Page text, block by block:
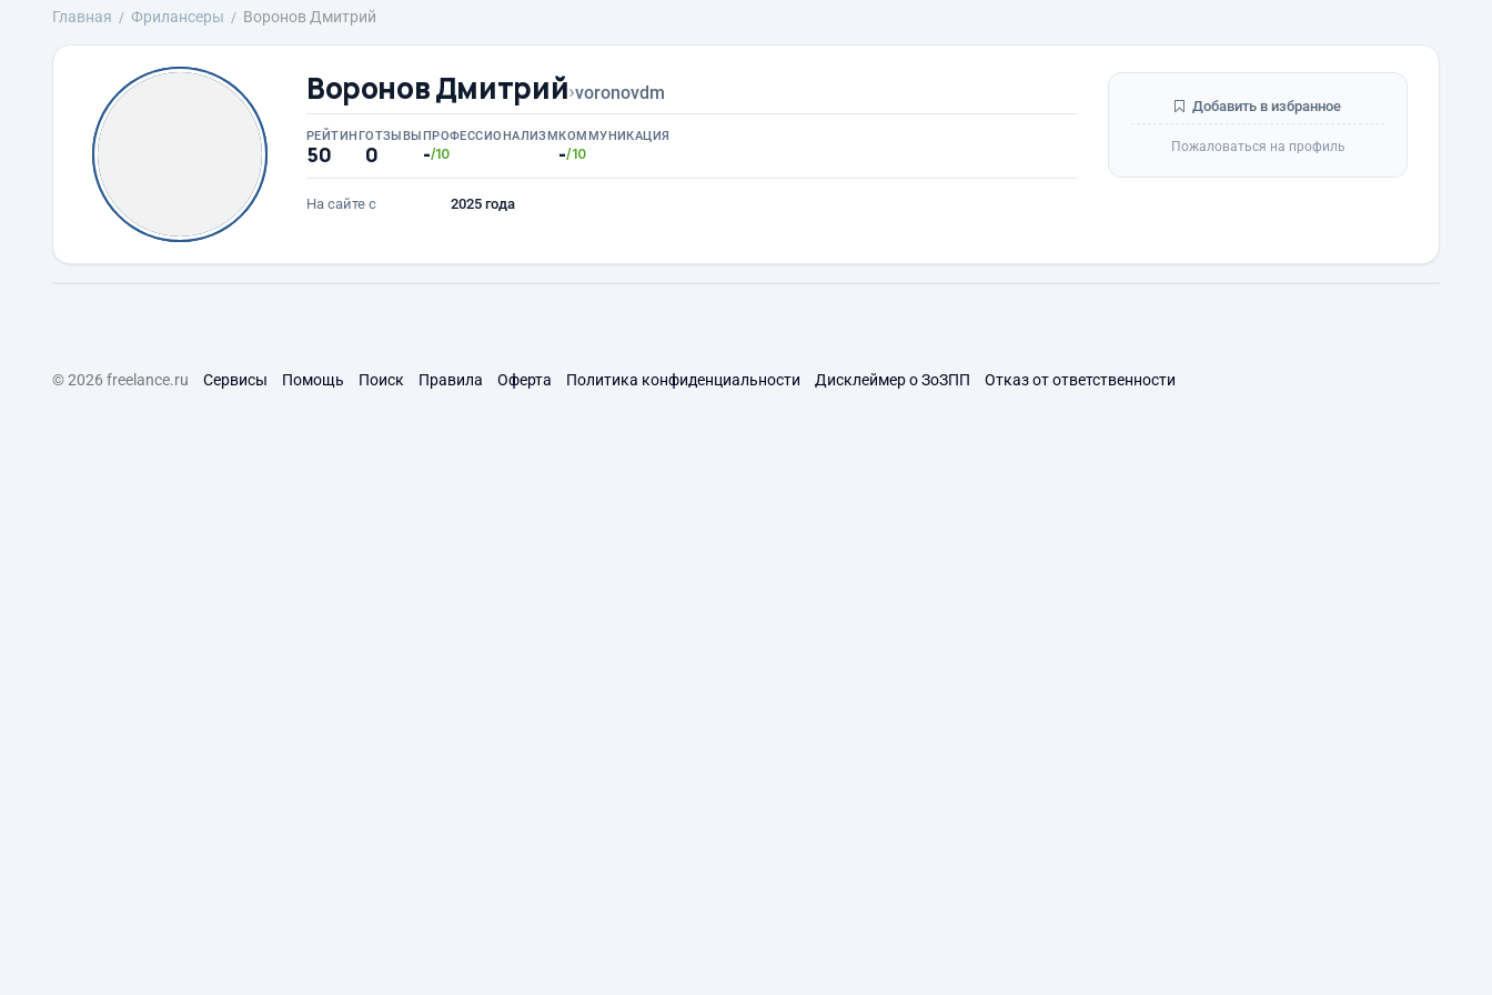
Главная Фрилансеры Воронов Дмитрий
Воронов Дмитрий›voronovdm
РЕЙТИНГ
50
ОТЗЫВЫ
0
ПРОФЕССИОНАЛИЗМ
-/10
КОММУНИКАЦИЯ
-/10
На сайте с 2025 года
Добавить в избранное
Пожаловаться на профиль
© 2026 freelance.ru Сервисы Помощь Поиск Правила Оферта Политика конфиденциальности Дисклеймер о ЗоЗПП Отказ от ответственности